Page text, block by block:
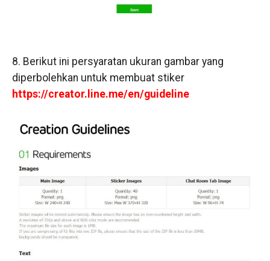
8. Berikut ini persyaratan ukuran gambar yang
diperbolehkan untuk membuat stiker
https://creator.line.me/en/guideline